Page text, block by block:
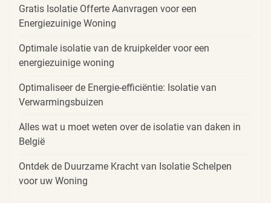
Gratis Isolatie Offerte Aanvragen voor een
Energiezuinige Woning
Optimale isolatie van de kruipkelder voor een
energiezuinige woning
Optimaliseer de Energie-efficiëntie: Isolatie van
Verwarmingsbuizen
Alles wat u moet weten over de isolatie van daken in
België
Ontdek de Duurzame Kracht van Isolatie Schelpen
voor uw Woning